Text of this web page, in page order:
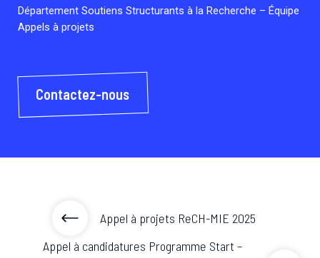
Département Soutiens Structurants à la Recherche – Équipe
Appels à projets
Contactez-nous
Appel à projets ReCH-MIE 2025
Appel à candidatures Programme Start –